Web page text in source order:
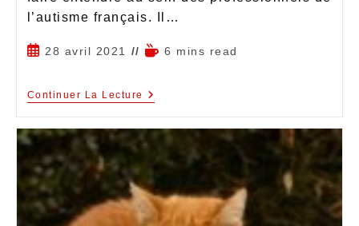
l’autisme français. Il…
28 avril 2021 6 mins read
Continuer La Lecture